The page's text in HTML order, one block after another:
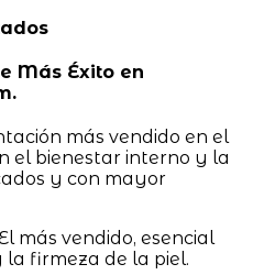
Más Éxito en
más vendido en el
el bienestar interno y la
y con mayor
más vendido, esencial
firmeza de la piel.